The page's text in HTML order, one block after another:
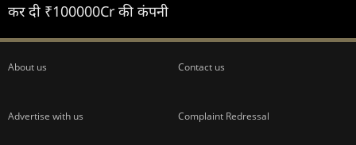
कर दी ₹100000Cr की कंपनी
About us Contact us
Advertise with us Complaint Redressal